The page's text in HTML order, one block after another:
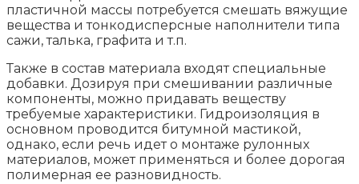
пластичной массы потребуется смешать вяжущие
вещества и тонкодисперсные наполнители типа
сажи, талька, графита и т.п.
Также в состав материала входят специальные
добавки. Дозируя при смешивании различные
компоненты, можно придавать веществу
требуемые характеристики. Гидроизоляция в
основном проводится битумной мастикой,
однако, если речь идет о монтаже рулонных
материалов, может применяться и более дорогая
полимерная ее разновидность.